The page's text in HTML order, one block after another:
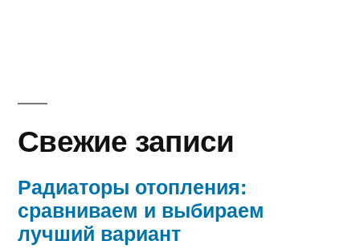
Свежие записи
Радиаторы отопления:
сравниваем и выбираем
лучший вариант